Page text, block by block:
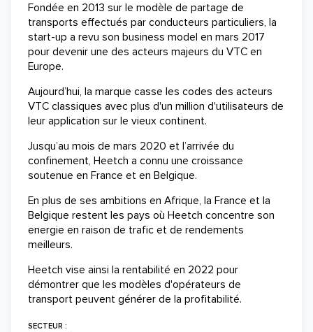
Fondée en 2013 sur le modèle de partage de
transports effectués par conducteurs particuliers, la
start-up a revu son business model en mars 2017
pour devenir une des acteurs majeurs du VTC en
Europe.
Aujourd’hui, la marque casse les codes des acteurs
VTC classiques avec plus d'un million d'utilisateurs de
leur application sur le vieux continent.
Jusqu’au mois de mars 2020 et l’arrivée du
confinement, Heetch a connu une croissance
soutenue en France et en Belgique.
En plus de ses ambitions en Afrique, la France et la
Belgique restent les pays où Heetch concentre son
energie en raison de trafic et de rendements
meilleurs.
Heetch vise ainsi la rentabilité en 2022 pour
démontrer que les modèles d'opérateurs de
transport peuvent générer de la profitabilité.
SECTEUR :